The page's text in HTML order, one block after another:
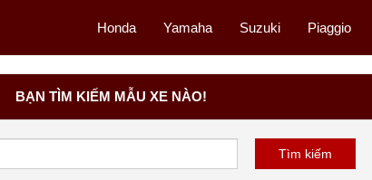
Honda Yamaha Suzuki Piaggio
BẠN TÌM KIẾM MẪU XE NÀO!